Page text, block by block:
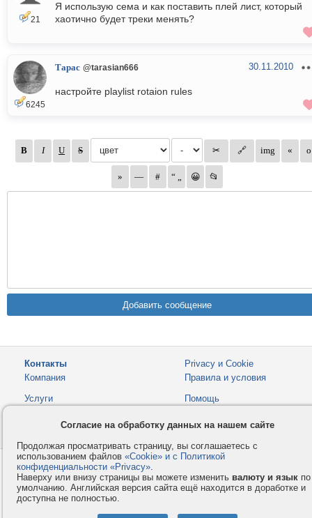
21
Я использую сема и как поставить плей лист, который
хаотично будет треки менять?
6245
Тарас @tarasian666 30.11.2010
настройте playlist rotaion rules
Контакты
Компания
Privacy и Cookie
Правила и условия
Услуги
Помощь
VMESTE.EU
Согласие на обработку данных на нашем сайте
Продолжая просматривать страницу, вы соглашаетесь с
использованием файлов «Cookie» и с Политикой
конфиденциальности «Privacy».
Наверху или внизу страницы вы можете изменить валюту и язык по
умолчанию. Английская версия сайта ещё находится в доработке и
доступна не полностью.